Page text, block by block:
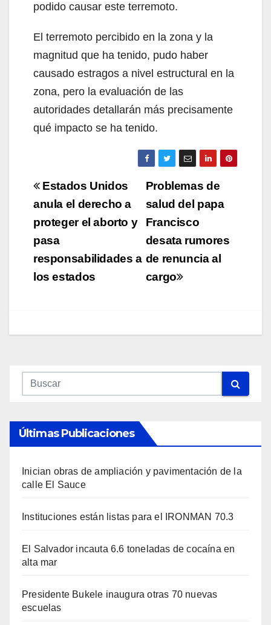
podido causar este terremoto.
El terremoto percibido en la zona y la
magnitud que ha tenido, pudo haber
causado estragos a nivel estructural en la
zona, pero la evaluación de las
autoridades detallarán más precisamente
qué impacto se ha tenido.
Navegación
de
entradas
Problemas de
salud del papa
Francisco
desata rumores
de renuncia al
cargo
Estados Unidos
anula el derecho a
proteger el aborto y
pasa
responsabilidades a
los estados
Últimas Publicaciones
Inician obras de ampliación y pavimentación de la
calle El Sauce
Instituciones están listas para el IRONMAN 70.3
El Salvador incauta 6.6 toneladas de cocaína en
alta mar
Presidente Bukele inaugura otras 70 nuevas
escuelas